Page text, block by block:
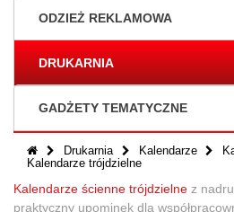
ODZIEŻ REKLAMOWA
DRUKARNIA
GADŻETY TEMATYCZNE
Drukarnia Kalendarze
Kalendarze trójdzielne
Kalendarze ścienne trójdzielne z
praktyczny upominek dla